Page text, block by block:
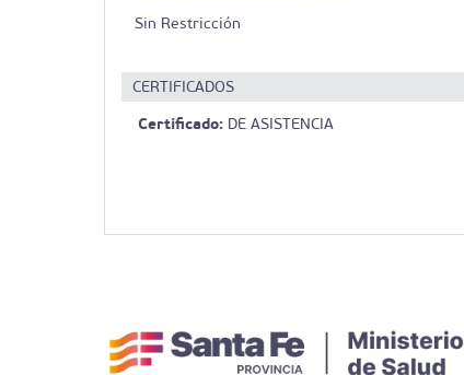
Sin Restricción
CERTIFICADOS
Certificado:DE ASISTENCIA